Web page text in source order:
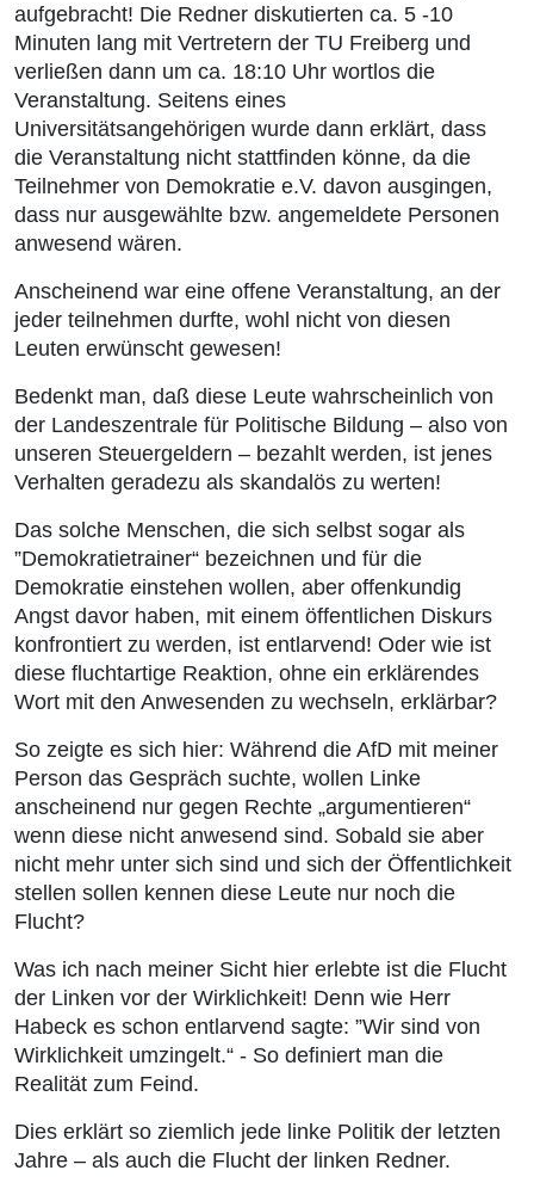
aufgebracht! Die Redner diskutierten ca. 5 -10
Minuten lang mit Vertretern der TU Freiberg und
verließen dann um ca. 18:10 Uhr wortlos die
Veranstaltung. Seitens eines
Universitätsangehörigen wurde dann erklärt, dass
die Veranstaltung nicht stattfinden könne, da die
Teilnehmer von Demokratie e.V. davon ausgingen,
dass nur ausgewählte bzw. angemeldete Personen
anwesend wären.
Anscheinend war eine offene Veranstaltung, an der
jeder teilnehmen durfte, wohl nicht von diesen
Leuten erwünscht gewesen!
Bedenkt man, daß diese Leute wahrscheinlich von
der Landeszentrale für Politische Bildung – also von
unseren Steuergeldern – bezahlt werden, ist jenes
Verhalten geradezu als skandalös zu werten!
Das solche Menschen, die sich selbst sogar als
”Demokratietrainer“ bezeichnen und für die
Demokratie einstehen wollen, aber offenkundig
Angst davor haben, mit einem öffentlichen Diskurs
konfrontiert zu werden, ist entlarvend! Oder wie ist
diese fluchtartige Reaktion, ohne ein erklärendes
Wort mit den Anwesenden zu wechseln, erklärbar?
So zeigte es sich hier: Während die AfD mit meiner
Person das Gespräch suchte, wollen Linke
anscheinend nur gegen Rechte „argumentieren“
wenn diese nicht anwesend sind. Sobald sie aber
nicht mehr unter sich sind und sich der Öffentlichkeit
stellen sollen kennen diese Leute nur noch die
Flucht?
Was ich nach meiner Sicht hier erlebte ist die Flucht
der Linken vor der Wirklichkeit! Denn wie Herr
Habeck es schon entlarvend sagte: ”Wir sind von
Wirklichkeit umzingelt.“ - So definiert man die
Realität zum Feind.
Dies erklärt so ziemlich jede linke Politik der letzten
Jahre – als auch die Flucht der linken Redner.